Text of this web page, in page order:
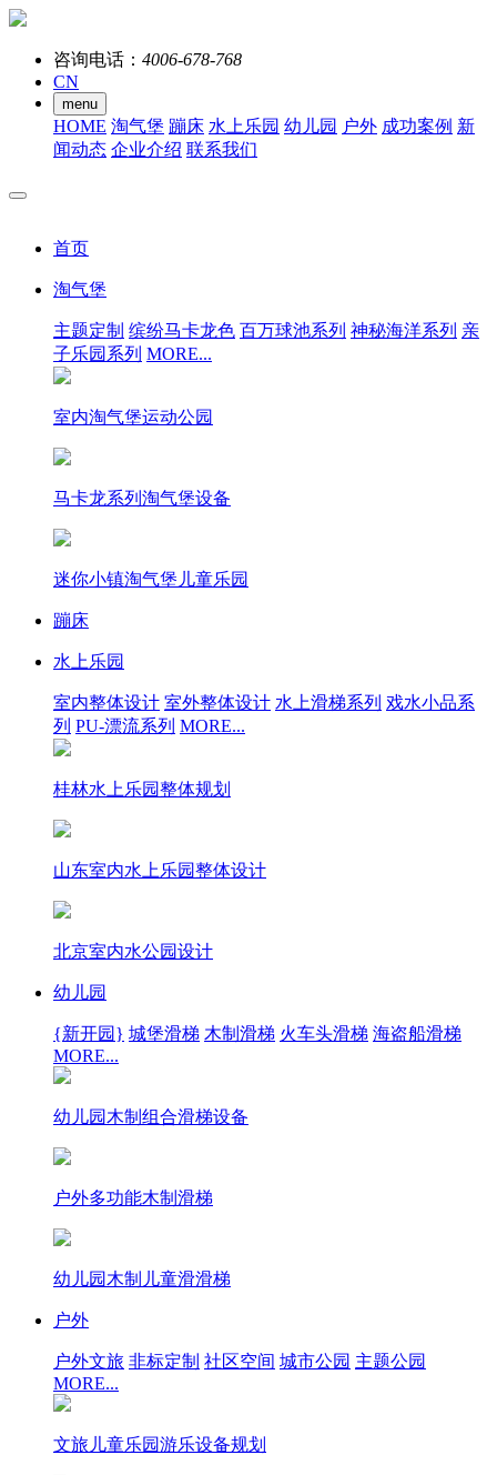
咨询电话： 4006-678-768
CN
menu
HOME 淘气堡 蹦床 水上乐园 幼儿园 户外 成功案例 新
闻动态 企业介绍 联系我们
首页
淘气堡
主题定制 缤纷马卡龙色 百万球池系列 神秘海洋系列 亲
子乐园系列 MORE...
室内淘气堡运动公园
马卡龙系列淘气堡设备
迷你小镇淘气堡儿童乐园
蹦床
水上乐园
室内整体设计 室外整体设计 水上滑梯系列 戏水小品系
列 PU-漂流系列 MORE...
桂林水上乐园整体规划
山东室内水上乐园整体设计
北京室内水公园设计
幼儿园
{新开园} 城堡滑梯 木制滑梯 火车头滑梯 海盗船滑梯
MORE...
幼儿园木制组合滑梯设备
户外多功能木制滑梯
幼儿园木制儿童滑滑梯
户外
户外文旅 非标定制 社区空间 城市公园 主题公园
MORE...
文旅儿童乐园游乐设备规划